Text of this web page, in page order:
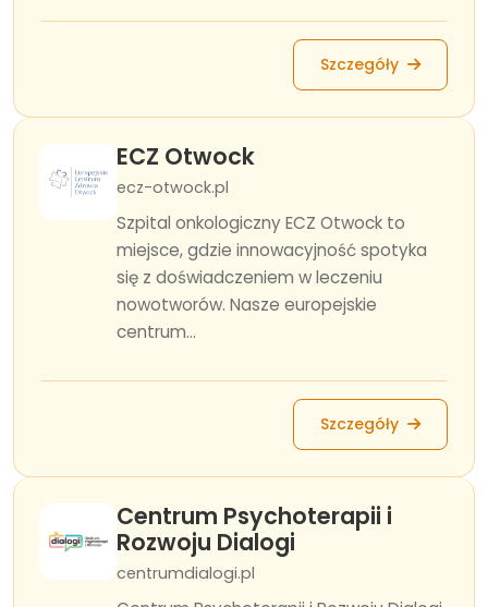
Szczegóły
ECZ Otwock
ecz-otwock.pl
Szpital onkologiczny ECZ Otwock to
miejsce, gdzie innowacyjność spotyka
się z doświadczeniem w leczeniu
nowotworów. Nasze europejskie
centrum...
Szczegóły
Centrum Psychoterapii i
Rozwoju Dialogi
centrumdialogi.pl